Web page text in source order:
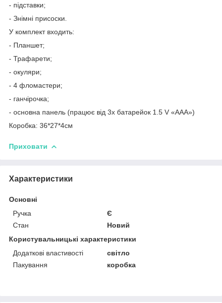
- підставки;
- Знімні присоски.
У комплект входить:
- Планшет;
- Трафарети;
- окуляри;
- 4 фломастери;
- ганчірочка;
- основна панель (працює від 3х батарейок 1.5 V «ААА»)
Коробка: 36*27*4см
Приховати
Характеристики
Основні
Ручка
Є
Стан
Новий
Користувальницькі характеристики
Додаткові властивості
світло
Пакування
коробка